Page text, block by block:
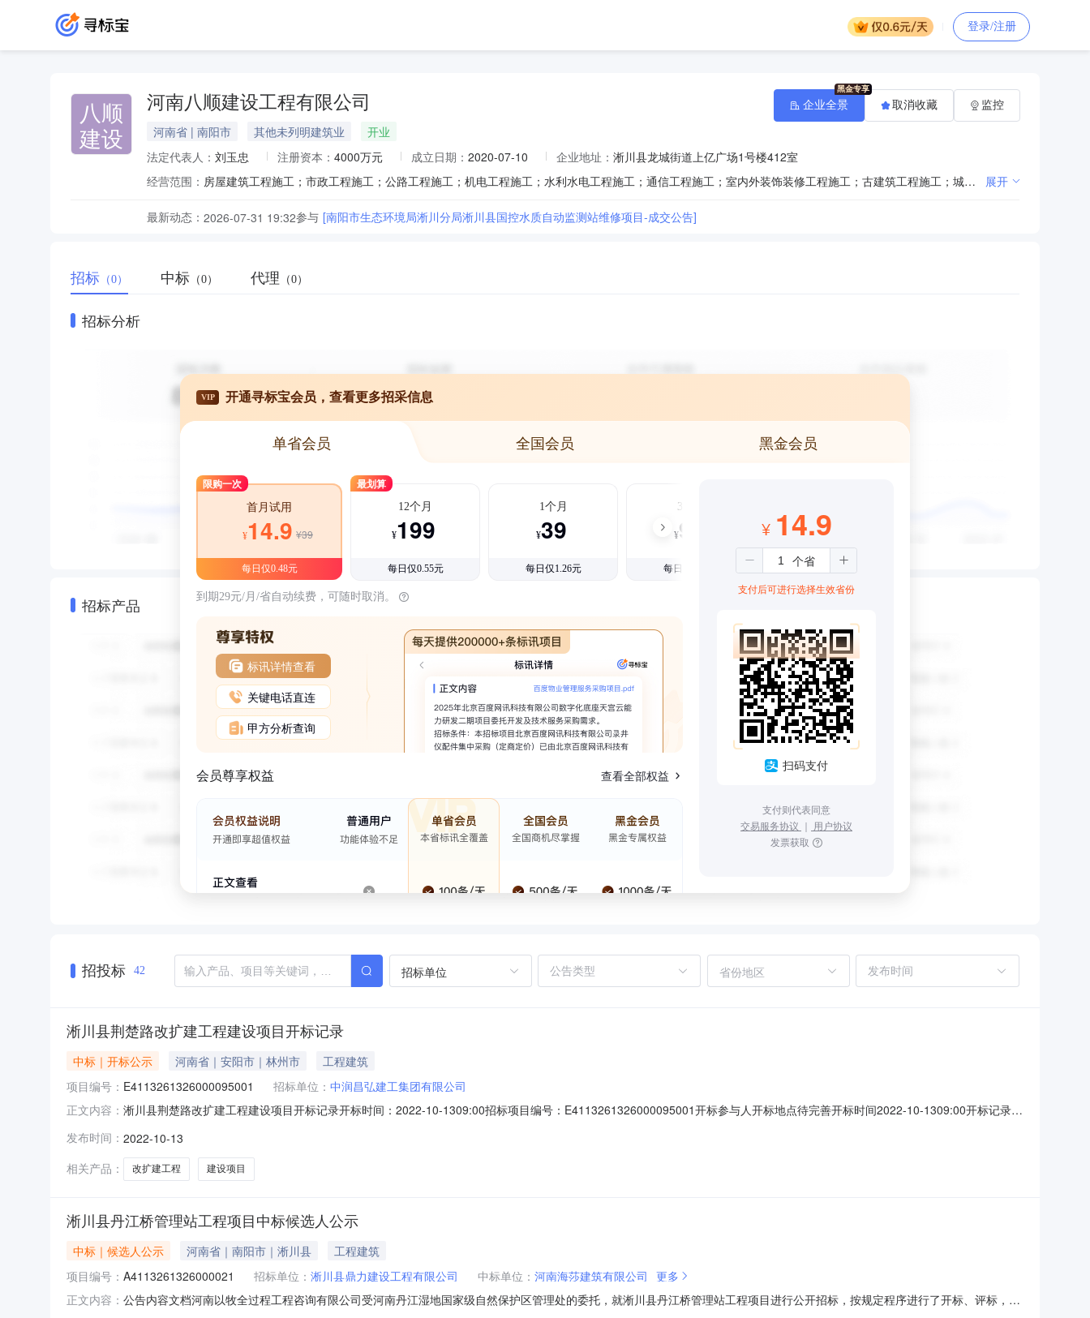
登录/注册
八顺
建设
河南八顺建设工程有限公司
河南省 | 南阳市 其他未列明建筑业
开业
法定代表人： 刘玉忠 注册资本： 4000万元 成立日期： 2020-07-10 企业地址： 淅川县龙城街道上亿广场1号楼412室
经营范围：
房屋建筑工程施工；市政工程施工；公路工程施工；机电工程施工；水利水电工程施工；通信工程施工；室内外装饰装修工程施工；古建筑工程施工；城市道路照明工程施工；建筑幕墙工程施工；环保工程施工；建筑劳务分包；园林绿化景观工程设计与施工；地基基础工程施工；防水防腐保温工程施工；钢结构工程施工；模板脚手架工程施工；电子与智能化工程施工；体育场设施安装；消防设施工程施工；机械设备租赁。 展开
最新动态： 2026-07-31 19:32参与 [南阳市生态环境局淅川分局淅川县国控水质自动监测站维修项目-成交公告]
企业全景 取消收藏 监控
招标 （0） 中标 （0） 代理 （0）
招标分析
招标产品
VIP 开通寻标宝会员，查看更多招采信息
单省会员 全国会员 黑金会员
限购一次
首月试用
¥14.9 ¥39
每日仅0.48元
最划算
12个月
¥199
每日仅0.55元
1个月
¥39
每日仅1.26元
3个月
¥99
每日仅1.08元
到期29元/月/省自动续费，可随时取消。
标讯详情查看
关键电话直连
甲方分析查询
会员尊享权益 查看全部权益
¥ 14.9
支付后可进行选择生效省份
扫码支付
支付则代表同意
交易服务协议 ｜ 用户协议
发票获取
招投标 42 招标单位 省份地区
淅川县荆楚路改扩建工程建设项目开标记录
中标｜开标公示 河南省｜安阳市｜林州市
工程建筑
项目编号： E4113261326000095001 招标单位： 中润昌弘建工集团有限公司
正文内容： 淅川县荆楚路改扩建工程建设项目开标记录开标时间：2022-10-1309:00招标项目编号：E4113261326000095001开标参与人开标地点待完善开标时间2022-10-1309:00开标记录内
有限公司工期:0质量要求:null保证金金额:null;投标人名称:河南金鼎建设工程有限公司工期:0质量要求:null保证
发布时间： 2022-10-13
相关产品：
改扩建工程 建设项目
淅川县丹江桥管理站工程项目中标候选人公示
中标｜候选人公示 河南省｜南阳市｜淅川县
工程建筑
项目编号： A4113261326000021 招标单位： 淅川县鼎力建设工程有限公司 中标单位： 河南海莎建筑有限公司 更多
正文内容： 公告内容文档河南以牧全过程工程咨询有限公司受河南丹江湿地国家级自然保护区管理处的委托，就淅川县丹江桥管理站工程项目进行公开招标，按规定程序进行了开标、评标，现